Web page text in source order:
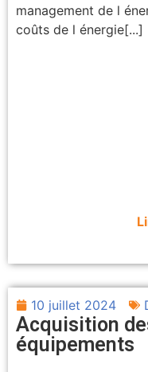
management de l
coûts de l énergie[...]
10 juillet 2024
Acquisition
équipements